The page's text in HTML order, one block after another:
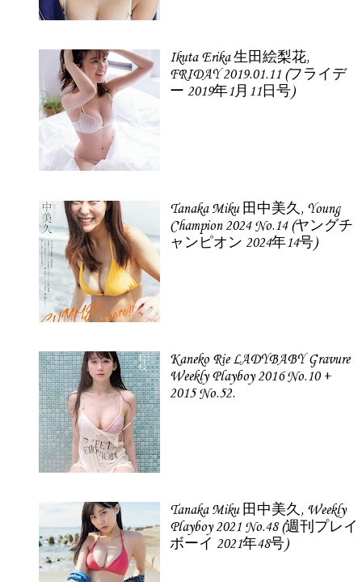
Ikuta Erika 生田絵梨花,
FRIDAY 2019.01.11 (フライデ
ー 2019年1月11日号)
Tanaka Miku 田中美久, Young
Champion 2024 No.14 (ヤングチ
ャンピオン 2024年14号)
Kaneko Rie LADYBABY Gravure
Weekly Playboy 2016 No.10 +
2015 No.52.
Tanaka Miku 田中美久, Weekly
Playboy 2021 No.48 (週刊プレイ
ボーイ 2021年48号)